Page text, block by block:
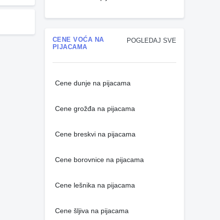
POGLEDAJ SVE
CENE VOĆA NA
PIJACAMA
Cene dunje na pijacama
Cene grožđa na pijacama
Cene breskvi na pijacama
Cene borovnice na pijacama
Cene lešnika na pijacama
Cene šljiva na pijacama